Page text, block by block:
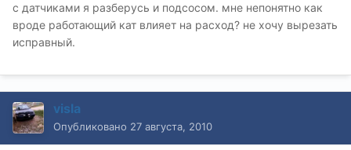
с датчиками я разберусь и подсосом. мне непонятно как
вроде работающий кат влияет на расход? не хочу вырезать
исправный.
visla
Опубликовано 27 августа, 2010